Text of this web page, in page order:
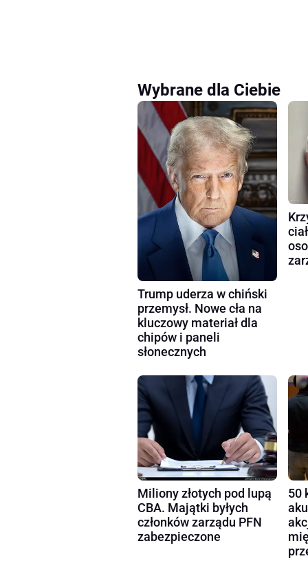
Wybrane dla Ciebie
Trump uderza w chiński
przemysł. Nowe cła na
kluczowy materiał dla
chipów i paneli
słonecznych
Miliony złotych pod lupą
CBA. Majątki byłych
członków zarządu PFN
zabezpieczone
50